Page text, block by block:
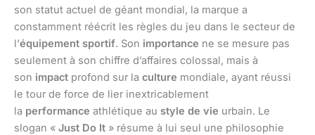
son statut actuel de géant mondial, la marque a
constamment réécrit les règles du jeu dans le secteur de
l’équipement sportif. Son importance ne se mesure pas
seulement à son chiffre d’affaires colossal, mais à
son impact profond sur la culture mondiale, ayant réussi
le tour de force de lier inextricablement
la performance athlétique au style de vie urbain. Le
slogan « Just Do It » résume à lui seul une philosophie